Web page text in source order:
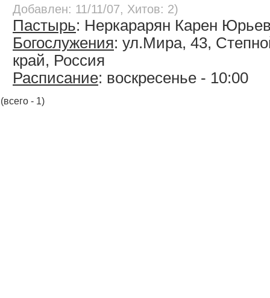
Добавлен: 11/11/07, Хитов: 2)
Пастырь: Неркарарян Карен
Богослужения: ул.Мира, 43,
край, Россия
Расписание: воскресенье - 10:00
(всего - 1)